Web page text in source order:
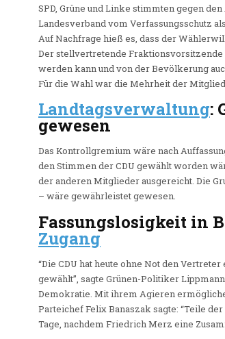
SPD, Grüne und Linke stimmten gegen
Landesverband vom Verfassungsschutz
Auf Nachfrage hieß es, dass der
Der stellvertretende Fraktionsvorsitzende
werden kann und von der Bevölkerung
Für die Wahl war die Mehrheit der
Landtagsverwaltung:
gewesen
Das Kontrollgremium wäre nach
den Stimmen der CDU gewählt worden
der anderen Mitglieder ausgereicht. Die
– wäre gewährleistet gewesen.
Fassungslosigkeit in
Zugang
“Die CDU hat heute ohne Not den
gewählt”, sagte Grünen-Politiker
Demokratie. Mit ihrem Agieren
Parteichef Felix Banaszak sagte: “Teile
Tage, nachdem Friedrich Merz eine